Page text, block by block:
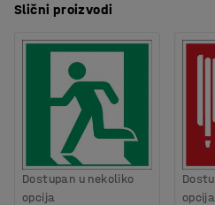
Slični proizvodi
Dostupan u nekoliko
opcija
opcija